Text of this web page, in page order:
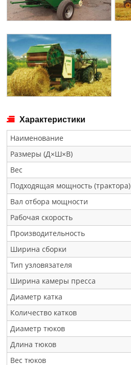
Характеристики
Наименование
Размеры (Д×Ш×В)
Вес
Подходящая мощность (трактора)
Вал отбора мощности
Рабочая скорость
Производительность
Ширина сборки
Тип узловязателя
Ширина камеры пресса
Диаметр катка
Количество катков
Диаметр тюков
Длина тюков
Вес тюков